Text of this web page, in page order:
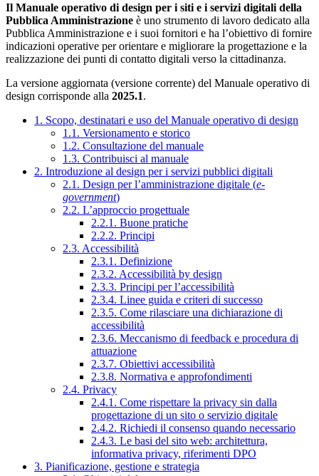
Il Manuale operativo di design per i siti e i servizi digitali della
Pubblica Amministrazione è uno strumento di lavoro dedicato alla
Pubblica Amministrazione e i suoi fornitori e ha l’obiettivo di fornire
indicazioni operative per orientare e migliorare la progettazione e la
realizzazione dei punti di contatto digitali verso la cittadinanza.
La versione aggiornata (versione corrente) del Manuale operativo di
design corrisponde alla 2025.1.
1. Scopo, destinatari e uso del Manuale operativo di design
1.1. Versionamento e storico
1.2. Consultazione del manuale
1.3. Contribuisci al manuale
2. Introduzione al design per i servizi pubblici digitali
2.1. Design per l’amministrazione digitale (e-
government)
2.2. L’approccio progettuale
2.2.1. Buone pratiche
2.2.2. Principi
2.3. Accessibilità
2.3.1. Definizione
2.3.2. Accessibilità by design
2.3.3. Principi per l’accessibilità
2.3.4. Linee guida e criteri di successo
2.3.5. Come rilasciare una dichiarazione di
accessibilità
2.3.6. Meccanismo di feedback e procedura di
attuazione
2.3.7. Obiettivi accessibilità
2.3.8. Normativa e approfondimenti
2.4. Privacy
2.4.1. Come rispettare la privacy sin dalla
progettazione di un sito o servizio digitale
2.4.2. Richiedi il consenso quando necessario
2.4.3. Le basi del sito web: architettura,
informativa privacy, riferimenti DPO
3. Pianificazione, gestione e strategia